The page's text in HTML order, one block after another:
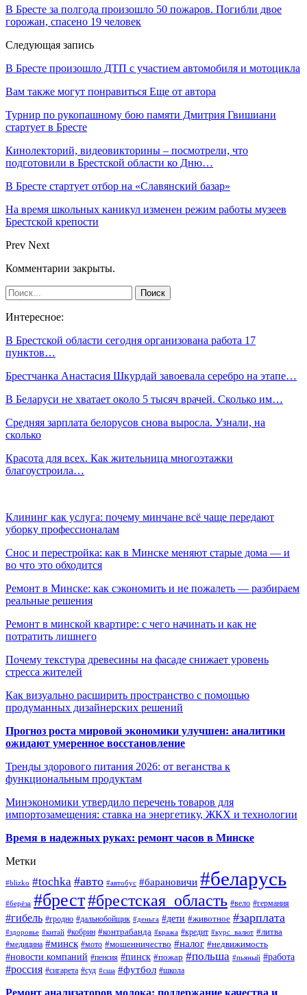
В Бресте за полгода произошло 50 пожаров. Погибли двое
горожан, спасено 19 человек
Следующая запись
В Бресте произошло ДТП с участием автомобиля и мотоцикла
Вам также могут понравиться Еще от автора
Турнир по рукопашному бою памяти Дмитрия Гвишиани
стартует в Бресте
Кинолекторий, видеовикторины – посмотрели, что
подготовили в Брестской области ко Дню…
В Бресте стартует отбор на «Славянский базар»
На время школьных каникул изменен режим работы музеев
Брестской крепости
Prev Next
Комментарии закрыты.
Интересное:
В Брестской области сегодня организована работа 17
пунктов…
Брестчанка Анастасия Шкурдай завоевала серебро на этапе…
В Беларуси не хватает около 5 тысяч врачей. Сколько им…
Средняя зарплата белорусов снова выросла. Узнали, на
сколько
Красота для всех. Как жительница многоэтажки
благоустроила…
Клининг как услуга: почему минчане всё чаще передают
уборку профессионалам
Снос и перестройка: как в Минске меняют старые дома — и
во что это обходится
Ремонт в Минске: как сэкономить и не пожалеть — разбираем
реальные решения
Ремонт в минской квартире: с чего начинать и как не
потратить лишнего
Почему текстура древесины на фасаде снижает уровень
стресса жителей
Как визуально расширить пространство с помощью
продуманных дизайнерских решений
Прогноз роста мировой экономики улучшен: аналитики
ожидают умеренное восстановление
Тренды здорового питания 2026: от веганства к
функциональным продуктам
Минэкономики утвердило перечень товаров для
импортозамещения: ставка на энергетику, ЖКХ и технологии
Время в надежных руках: ремонт часов в Минске
Метки
#blizko #tochka #авто #автобус #барановичи #беларусь
#берёза #брест#брестская_область #вело #германия
#гибель #гродно #дальнобойщик #деньга #дети #животное #зарплата
#здоровье #китай #кобрин #контрабанда #кража #кредит #курс_валют #литва
#медицина #минск #мото #мошенничество #налог #недвижимость
#новости компаний #пенсия #пинск #пожар #польша #пьяный #работа
#россия #сигарета #суд #сша #футбол #школа
Ремонт анализаторов молока: поддержание качества и